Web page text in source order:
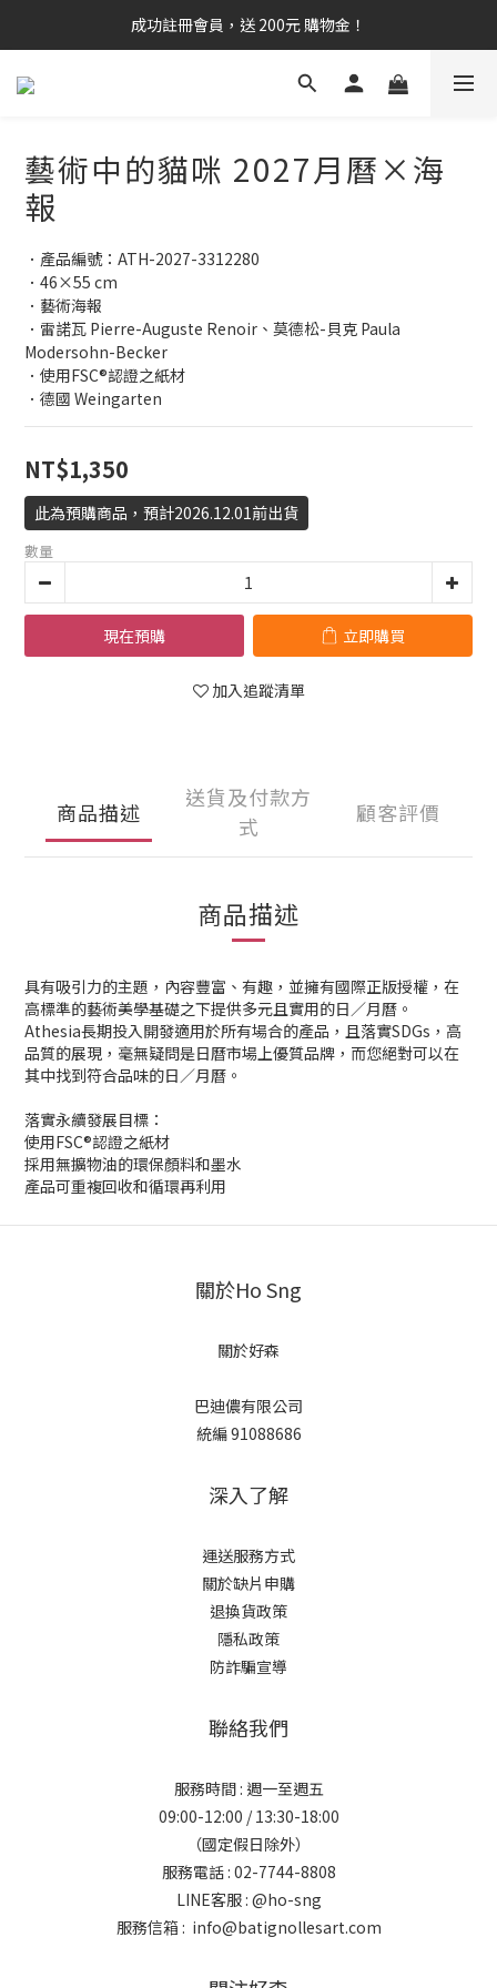
成功註冊會員，送 200元 購物金！
藝術中的貓咪 2027月曆×海
報
．產品編號：ATH-2027-3312280
．46×55 cm
．藝術海報
．雷諾瓦 Pierre-Auguste Renoir、莫德松-貝克 Paula
Modersohn-Becker
．使用FSC®認證之紙材
．德國 Weingarten
NT$1,350
此為預購商品，預計2026.12.01前出貨
數量
現在預購 立即購買
加入追蹤清單
商品描述
送貨及付款方
式
顧客評價
商品描述
具有吸引力的主題，內容豐富、有趣，並擁有國際正版授權，在
高標準的藝術美學基礎之下提供多元且實用的日／月曆。
Athesia長期投入開發適用於所有場合的產品，且落實SDGs，高
品質的展現，毫無疑問是日曆市場上優質品牌，而您絕對可以在
其中找到符合品味的日／月曆。
落實永續發展目標：
使用FSC®認證之紙材
採用無擴物油的環保顏料和墨水
產品可重複回收和循環再利用
關於Ho Sng
關於好森
巴迪儂有限公司
統編 91088686
深入了解
運送服務方式
關於缺片申購
退換貨政策
隱私政策
防詐騙宣導
聯絡我們
服務時間 : 週一至週五
09:00-12:00 / 13:30-18:00
（國定假日除外）
服務電話 : 02-7744-8808
LINE客服 : @ho-sng
服務信箱 : info@batignollesart.com